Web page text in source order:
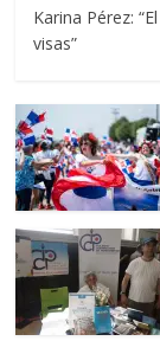
Karina Pérez:
visas”